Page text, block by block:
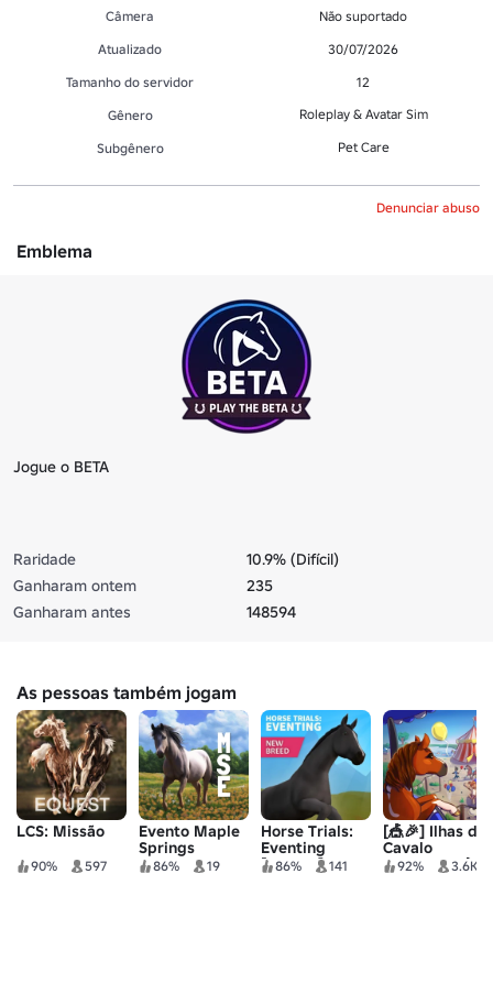
Câmera
Não suportado
Atualizado
30/07/2026
Tamanho do servidor
12
Gênero
Roleplay & Avatar Sim
Subgênero Pet Care
Denunciar abuso
Emblema
Jogue o BETA
Raridade
10.9% (Difícil)
Ganharam ontem
235
Ganharam antes
148594
As pessoas também jogam
LCS: Missão
90% 597
Evento Maple
Springs
86% 19
Horse Trials:
Eventing
[ALPHA]
86% 141
[🎪🎉] Ilhas de
Cavalo
Selvagem 🐴
92% 3.6K